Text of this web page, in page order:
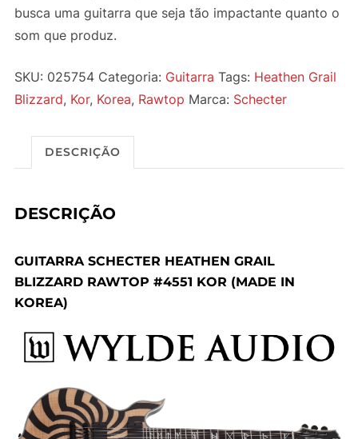
busca uma guitarra que seja tão impactante quanto o
som que produz.
SKU: 025754 Categoria: Guitarra Tags: Heathen Grail
Blizzard, Kor, Korea, Rawtop Marca: Schecter
DESCRIÇÃO
DESCRIÇÃO
GUITARRA SCHECTER HEATHEN GRAIL
BLIZZARD RAWTOP #4551 KOR (MADE IN
KOREA)